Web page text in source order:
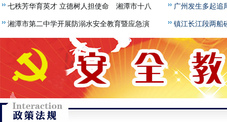
会暨主题党日专题党课
七秩芳华育英才 立德树人担使命 湘潭市十八
中党支部赴黄君珏故居开展主题党日活动
湘潭市第二中学开展防溺水安全教育暨应急演
报！原因曝光！
广州发生多起追
消防提醒
镇江长江段两船
功